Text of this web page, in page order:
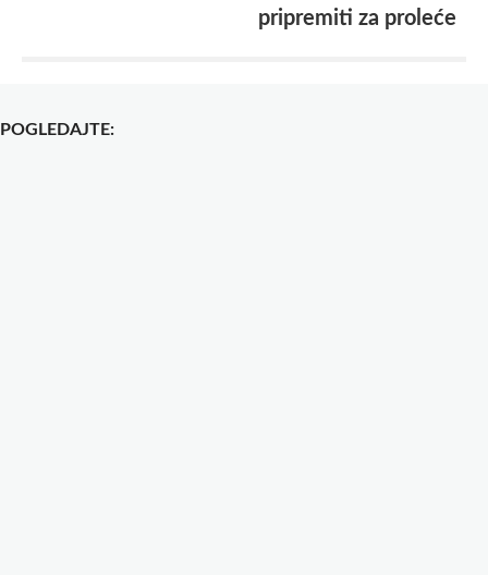
pripremiti za proleće
POGLEDAJTE: